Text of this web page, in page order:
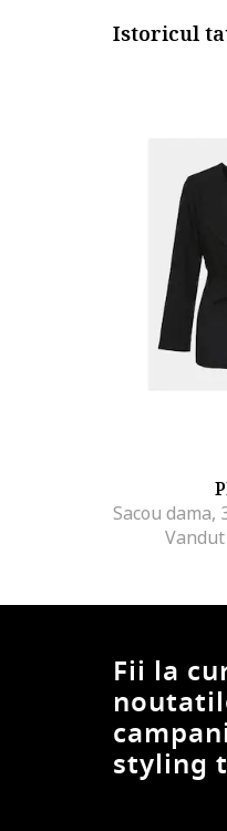
Istoricul
Fii la
styling